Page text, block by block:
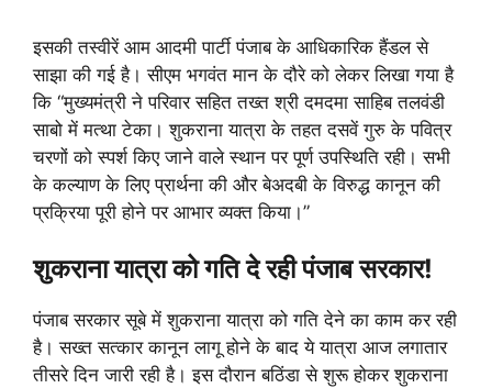
इसकी तस्वीरें आम आदमी पार्टी पंजाब के आधिकारिक हैंडल से
साझा की गई है। सीएम भगवंत मान के दौरे को लेकर लिखा गया है
कि “मुख्यमंत्री ने परिवार सहित तख्त श्री दमदमा साहिब तलवंडी
साबो में मत्था टेका। शुकराना यात्रा के तहत दसवें गुरु के पवित्र
चरणों को स्पर्श किए जाने वाले स्थान पर पूर्ण उपस्थिति रही। सभी
के कल्याण के लिए प्रार्थना की और बेअदबी के विरुद्ध कानून की
प्रक्रिया पूरी होने पर आभार व्यक्त किया।”
शुकराना यात्रा को गति दे रही पंजाब सरकार!
पंजाब सरकार सूबे में शुकराना यात्रा को गति देने का काम कर रही
है। सख्त सत्कार कानून लागू होने के बाद ये यात्रा आज लगातार
तीसरे दिन जारी रही है। इस दौरान बठिंडा से शुरू होकर शुकराना